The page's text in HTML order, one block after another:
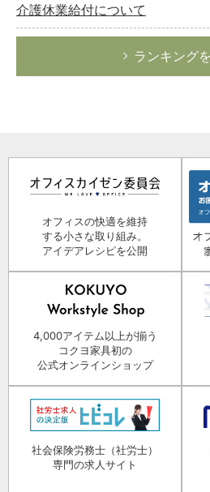
介護休業給付について
ランキング
オフィスの快適を維持
する小さな取り組み。
アイデアレシピを公開
4,000アイテム以上が揃う
コクヨ家具初の
公式オンラインショップ
社会保険労務士（社労士）
専門の求人サイト